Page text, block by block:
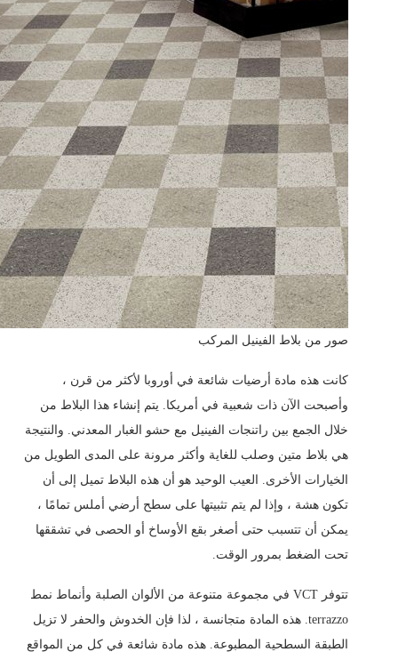
صور من بلاط الفينيل المركب
كانت هذه مادة أرضيات شائعة في أوروبا لأكثر من قرن ،
وأصبحت الآن ذات شعبية في أمريكا. يتم إنشاء هذا البلاط من
خلال الجمع بين راتنجات الفينيل مع حشو الغبار المعدني. والنتيجة
هي بلاط متين وصلب للغاية وأكثر مرونة على المدى الطويل من
الخيارات الأخرى. العيب الوحيد هو أن هذه البلاط تميل إلى أن
تكون هشة ، وإذا لم يتم تثبيتها على سطح أرضي أملس تمامًا ،
يمكن أن تتسبب حتى أصغر بقع الأوساخ أو الحصى في تشققها
تحت الضغط بمرور الوقت.
تتوفر VCT في مجموعة متنوعة من الألوان الصلبة وأنماط نمط
terrazzo. هذه المادة متجانسة ، لذا فإن الخدوش والحفر لا تزيل
الطبقة السطحية المطبوعة. هذه مادة شائعة في كل من المواقع